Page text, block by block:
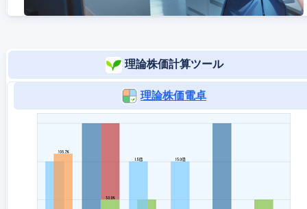
理論株価計算ツール
理論株価電卓